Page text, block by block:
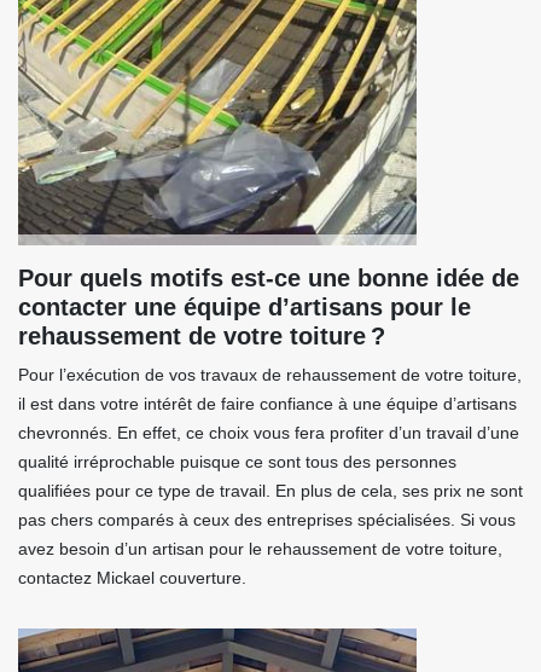
Pour quels motifs est-ce une bonne idée de
contacter une équipe d’artisans pour le
rehaussement de votre toiture ?
Pour l’exécution de vos travaux de rehaussement de votre toiture,
il est dans votre intérêt de faire confiance à une équipe d’artisans
chevronnés. En effet, ce choix vous fera profiter d’un travail d’une
qualité irréprochable puisque ce sont tous des personnes
qualifiées pour ce type de travail. En plus de cela, ses prix ne sont
pas chers comparés à ceux des entreprises spécialisées. Si vous
avez besoin d’un artisan pour le rehaussement de votre toiture,
contactez Mickael couverture.